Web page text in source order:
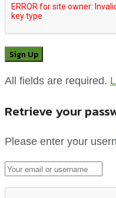
All fields are required.
Retrieve your
Please enter your